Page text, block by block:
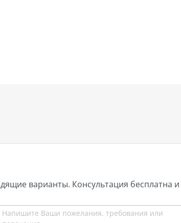
варианты. Консультация бесплатна и